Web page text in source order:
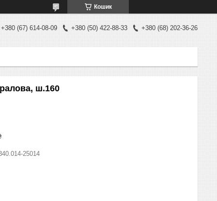
Кошик
+380 (67) 614-08-09 +380 (50) 422-88-33 +380 (68) 202-36-26
ш.160
25014